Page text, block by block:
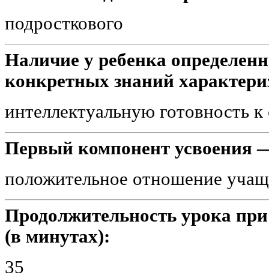
подросткового
Наличие у ребенка
конкретных знаний
интеллектуальную готовность
Первый компонент усвоения
положительное отношение
Продолжительность урока
(в минутах):
35